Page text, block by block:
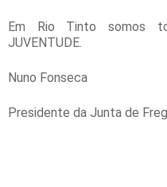
Em Rio Tinto somos
JUVENTUDE.
Nuno Fonseca
Presidente da Junta de